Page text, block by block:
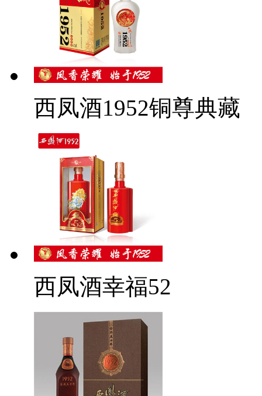
西凤酒1952铜尊典藏
西凤酒幸福52